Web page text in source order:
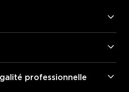
professionnelle